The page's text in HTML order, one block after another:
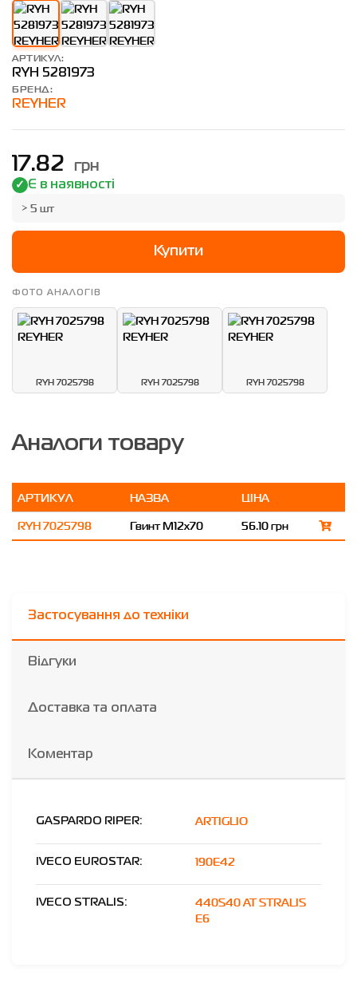
АРТИКУЛ:
RYH 5281973
БРЕНД:
REYHER
17.82 грн
Є в наявності
> 5 шт
Купити
ФОТО АНАЛОГІВ
RYH 7025798 RYH 7025798 RYH 7025798
Аналоги товару
АРТИКУЛ НАЗВА
ЦІНА
RYH 7025798
Гвинт M12x70 56.10 грн
Застосування до техніки
Відгуки
Доставка та оплата
Коментар
GASPARDO RIPER: ARTIGLIO
IVECO EUROSTAR: 190E42
IVECO STRALIS:
440S40 AT STRALIS
E6